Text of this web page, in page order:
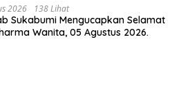
2026 138 Lihat
Sukabumi Mengucapkan Selamat
Wanita, 05 Agustus 2026.